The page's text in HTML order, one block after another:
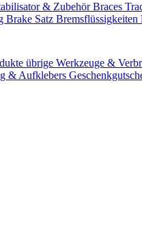
& ZubehörBraces
Brake Satz Bremsflüssigkeiten
übrige Werkzeuge &
& Aufklebers